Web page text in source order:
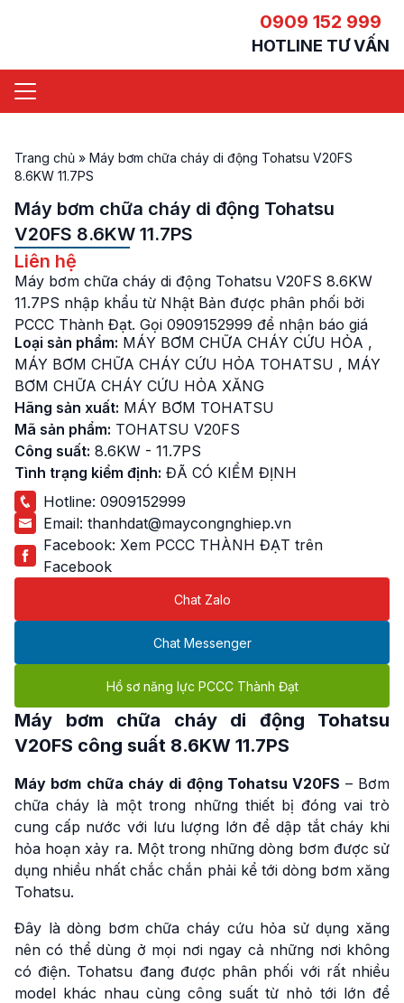
0909 152 999
HOTLINE TƯ VẤN
Trang chủ » Máy bơm chữa cháy di động Tohatsu V20FS
8.6KW 11.7PS
Máy bơm chữa cháy di động Tohatsu
V20FS 8.6KW 11.7PS
Liên hệ
Máy bơm chữa cháy di động Tohatsu V20FS 8.6KW
11.7PS nhập khẩu từ Nhật Bản được phân phối bởi
PCCC Thành Đạt. Gọi 0909152999 để nhận báo giá
Loại sản phẩm: MÁY BƠM CHỮA CHÁY CỨU HỎA ,
MÁY BƠM CHỮA CHÁY CỨU HỎA TOHATSU , MÁY
BƠM CHỮA CHÁY CỨU HỎA XĂNG
Hãng sản xuất: MÁY BƠM TOHATSU
Mã sản phẩm: TOHATSU V20FS
Công suất: 8.6KW - 11.7PS
Tình trạng kiểm định: ĐÃ CÓ KIỂM ĐỊNH
Hotline: 0909152999
Email: thanhdat@maycongnghiep.vn
Facebook: Xem PCCC THÀNH ĐẠT trên
Facebook
Chat Zalo
Chat Messenger
Hồ sơ năng lực PCCC Thành Đạt
Máy bơm chữa cháy di động Tohatsu
V20FS công suất 8.6KW 11.7PS
Máy bơm chữa cháy di động Tohatsu V20FS – Bơm
chữa cháy là một trong những thiết bị đóng vai trò
cung cấp nước với lưu lượng lớn để dập tắt cháy khi
hỏa hoạn xảy ra. Một trong những dòng bơm được sử
dụng nhiều nhất chắc chắn phải kể tới dòng bơm xăng
Tohatsu.
Đây là dòng bơm chữa cháy cứu hỏa sử dụng xăng
nên có thể dùng ở mọi nơi ngay cả những nơi không
có điện. Tohatsu đang được phân phối với rất nhiều
model khác nhau cùng công suất từ nhỏ tới lớn để